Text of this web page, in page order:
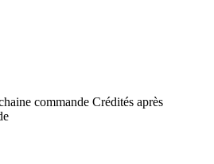
commande Crédités après